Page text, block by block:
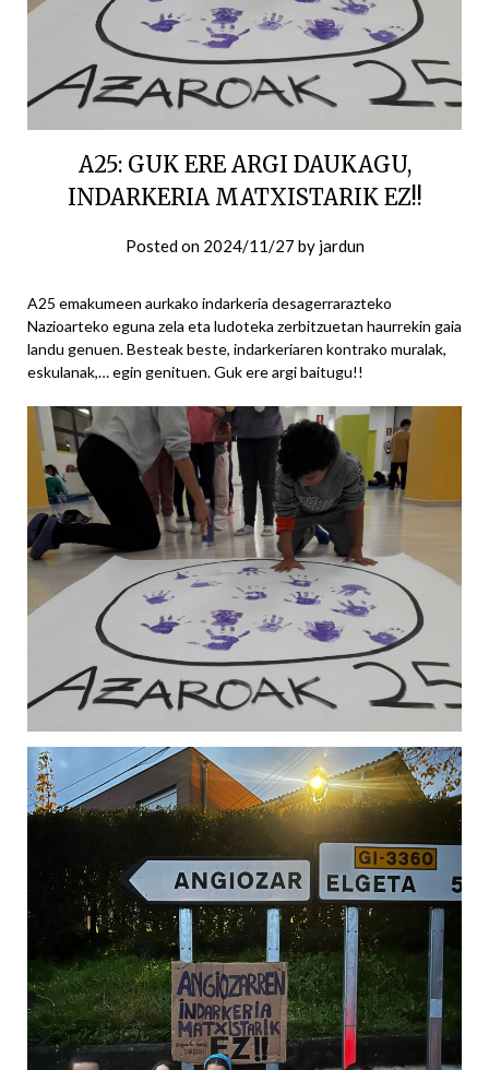
A25: GUK ERE ARGI DAUKAGU,
INDARKERIA MATXISTARIK EZ!!
Posted on 2024/11/27 by jardun
A25 emakumeen aurkako indarkeria desagerrarazteko
Nazioarteko eguna zela eta ludoteka zerbitzuetan haurrekin gaia
landu genuen. Besteak beste, indarkeriaren kontrako muralak,
eskulanak,… egin genituen. Guk ere argi baitugu!!